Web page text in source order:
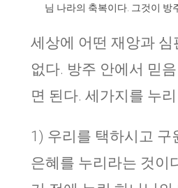
님 나라의 축복이다. 그것이 방
세상에 어떤 재앙과
없다. 방주 안에서 믿
면 된다. 세가지를 누
1) 우리를 택하시고 구
은혜를 누리라는 것이